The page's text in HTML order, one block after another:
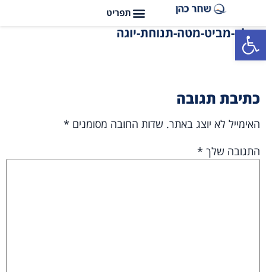
פתח סרגל נגישות
כלב-מביט-מטה-תנוחת-יוגה
כתיבת תגובה
האימייל לא יוצג באתר. שדות החובה מסומנים *
התגובה שלך *